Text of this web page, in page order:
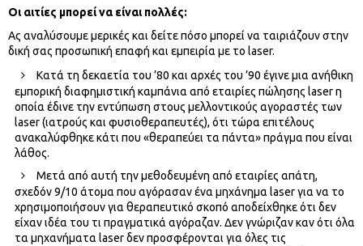
Οι αιτίες μπορεί να είναι πολλές:
Ας αναλύσουμε μερικές και δείτε πόσο μπορεί να ταιριάζουν στην
δική σας προσωπική επαφή και εμπειρία με το laser.
Κατά τη δεκαετία του ’80 και αρχές του ’90 έγινε μια ανήθικη
εμπορική διαφημιστική καμπάνια από εταιρίες πώλησης laser η
οποία έδινε την εντύπωση στους μελλοντικούς αγοραστές των
laser (ιατρούς και φυσιοθεραπευτές), ότι τώρα επιτέλους
ανακαλύφθηκε κάτι που «θεραπεύει τα πάντα» πράγμα που είναι
λάθος.
Μετά από αυτή την μεθοδευμένη από εταιρίες απάτη,
σχεδόν 9/10 άτομα που αγόρασαν ένα μηχάνημα laser για να το
χρησιμοποιήσουν για θεραπευτικό σκοπό αποδείχθηκε ότι δεν
είχαν ιδέα του τι πραγματικά αγόραζαν. Δεν γνώριζαν καν ότι όλα
τα μηχανήματα laser δεν προσφέρονται για όλες τις